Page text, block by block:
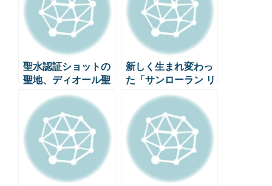
聖水認証ショットの
聖地、ディオール聖
水が新しく生まれ変
わりました。
新しく生まれ変わっ
た「サンローラン リ
ヴ・ドワイト・パ
リ」-ファッション、
アート、美食のハー
モニー